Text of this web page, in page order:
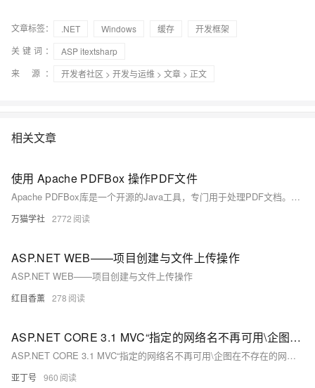
文章标签： .NET Windows 缓存
开发框架
关键词：
ASP itextsharp
来 源：
开发者社区 > 开发与运维 > 文章 > 正文
相关文章
使用 Apache PDFBox 操作PDF文件
Apache PDFBox库是一个开源的Java工具，专门用于处理PDF文档。它允许用户创建全新的PDF文件，编辑现有的PDF文档，以及从PDF文件中提取内容。此外，Apache PDFBox还提供了一些命令行实用工具。
万猫学社 2772
ASP.NET WEB——项目创建与文件上传操作
ASP.NET WEB——项目创建与文件上传操作
红目香薰 278
ASP.NET CORE 3.1 MVC“指定的网络名不再可用\企图在不存在的网络连接上进行操作”的问题解决过程
ASP.NET CORE 3.1 MVC“指定的网络名不再可用\企图在不存在的网络连接上进行操作”的问题解决过程
亚丁号 960